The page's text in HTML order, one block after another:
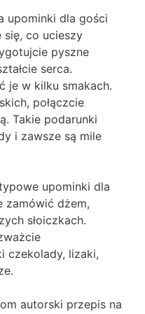
upominki dla gości
się, co ucieszy
pyszne
serca.
je w kilku smakach.
połączcie
Takie podarunki
i zawsze są mile
upominki dla
zamówić dżem,
słoiczkach.
czekolady, lizaki,
autorski przepis na